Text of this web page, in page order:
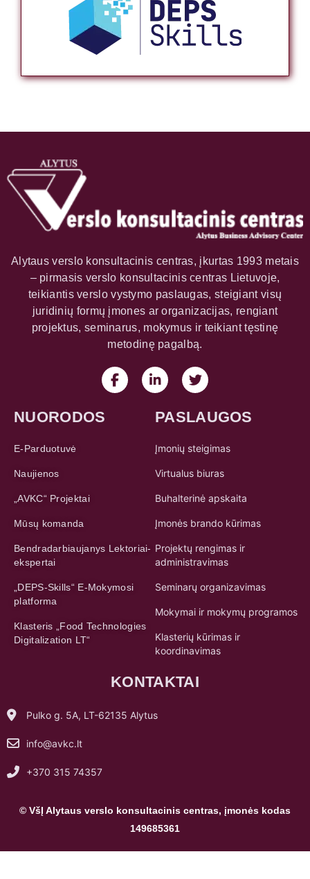
Alytaus verslo konsultacinis centras, įkurtas 1993 metais
– pirmasis verslo konsultacinis centras Lietuvoje,
teikiantis verslo vystymo paslaugas, steigiant visų
juridinių formų įmones ar organizacijas, rengiant
projektus, seminarus, mokymus ir teikiant tęstinę
metodinę pagalbą.
NUORODOS
E-Parduotuvė
Naujienos
„AVKC“ Projektai
Mūsų komanda
Bendradarbiaujanys Lektoriai-
ekspertai
„DEPS-Skills“ E-Mokymosi
platforma
Klasteris „Food Technologies
Digitalization LT“
PASLAUGOS
Įmonių steigimas
Virtualus biuras
Buhalterinė apskaita
Įmonės brando kūrimas
Projektų rengimas ir
administravimas
Seminarų organizavimas
Mokymai ir mokymų programos
Klasterių kūrimas ir
koordinavimas
KONTAKTAI
Pulko g. 5A, LT-62135 Alytus
info@avkc.lt
+370 315 74357
© VšĮ Alytaus verslo konsultacinis centras, įmonės kodas
149685361